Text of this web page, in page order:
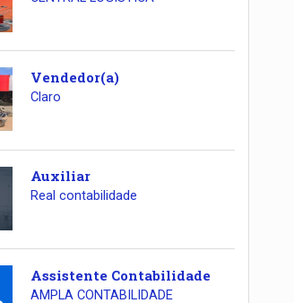
Vendedor(a)
Claro
Auxiliar
Real contabilidade
Assistente Contabilidade
AMPLA CONTABILIDADE